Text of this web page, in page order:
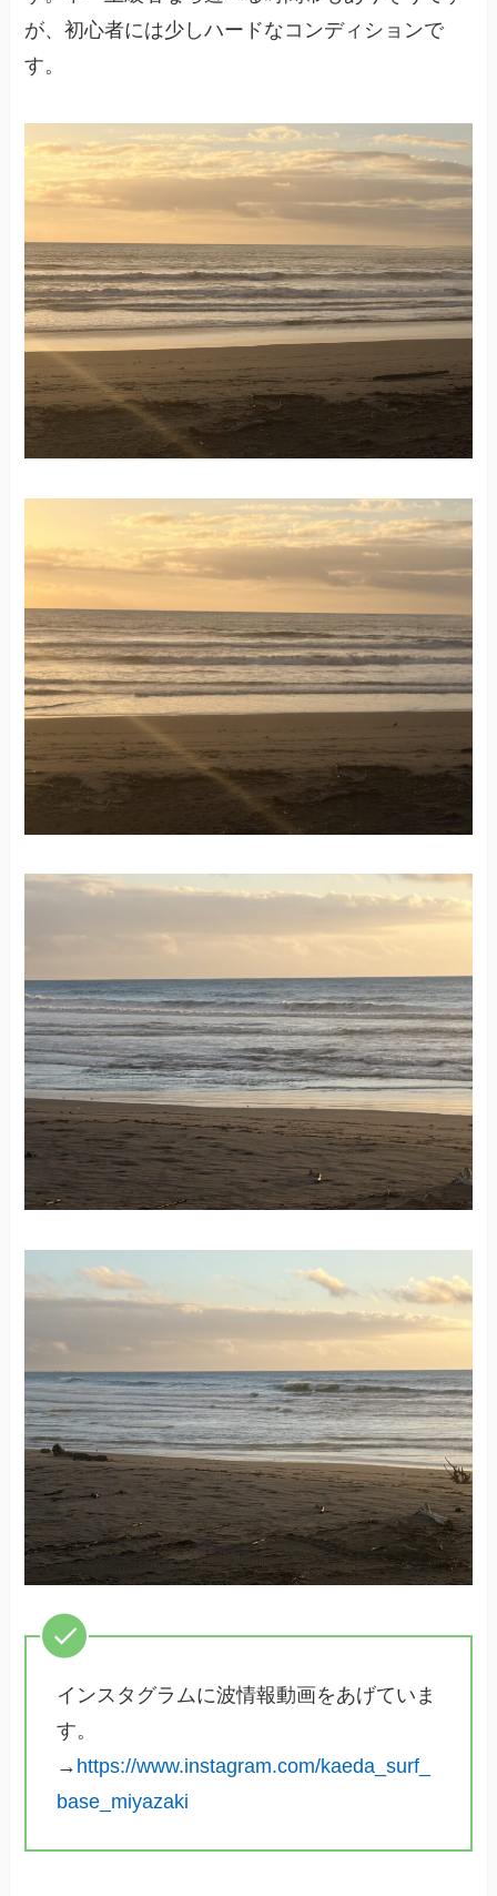
が、初心者には少しハードなコンディションで
す。
インスタグラムに波情報動画をあげていま
す。
→ https://www.instagram.com/kaeda_surf_
base_miyazaki